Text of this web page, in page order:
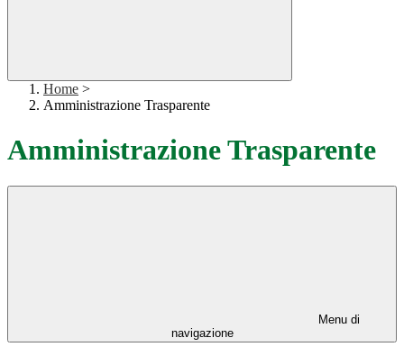
Home >
Amministrazione Trasparente
Amministrazione Trasparente
Menu di
navigazione